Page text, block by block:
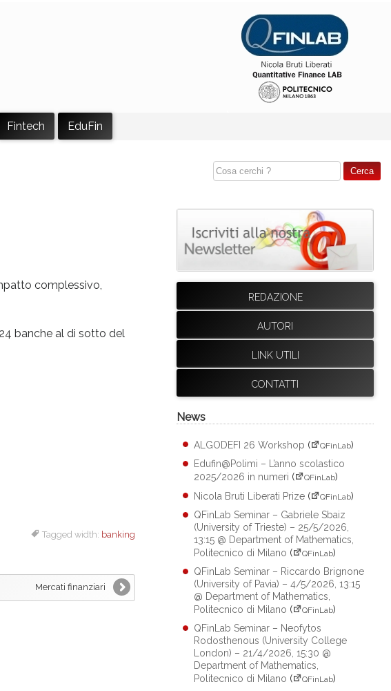
Fintech EduFin
complessivo,
banche al di sotto del
Tagged width: banking
Mercati finanziari
REDAZIONE
AUTORI
LINK UTILI
CONTATTI
News
ALGODEFI 26 Workshop ( QFinLab)
Edufin@Polimi – L’anno scolastico
2025/2026 in numeri ( QFinLab)
Nicola Bruti Liberati Prize ( QFinLab)
QFinLab Seminar – Gabriele Sbaiz
(University of Trieste) – 25/5/2026,
13:15 @ Department of Mathematics,
Politecnico di Milano ( QFinLab)
QFinLab Seminar – Riccardo Brignone
(University of Pavia) – 4/5/2026, 13:15
@ Department of Mathematics,
Politecnico di Milano ( QFinLab)
QFinLab Seminar – Neofytos
Rodosthenous (University College
London) – 21/4/2026, 15:30 @
Department of Mathematics,
Politecnico di Milano ( QFinLab)